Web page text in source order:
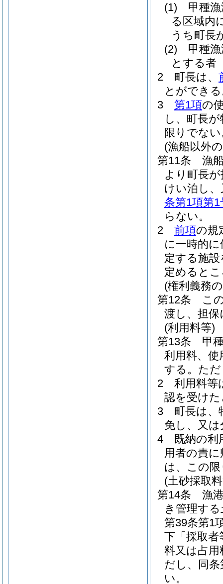
(1)
甲種
る区域内
うち町長
(2)
甲種
とする者
2
町長は、
とができ
3
第1項の
し、町長
限りでな
(漁船以外
第11条
漁
より町長
けい泊し
条第1項第1
らない。
2
前項の規
に一時的
定する施
定めると
(権利義務
第12条
こ
渡し、担
(利用料等)
第13条
甲
利用料、使
する。 た
2
利用料等
認を受け
3
町長は、
免し、又
4
既納の利
用者の責
は、この
(土砂採取
第14条
漁
き管理す
第39条第1
下「採取者
料又は占用
だし、同
い。